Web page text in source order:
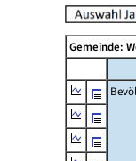
Gemeinde: